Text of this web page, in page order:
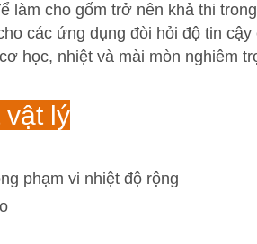
làm cho gốm trở nên khả thi
các ứng dụng đòi hỏi độ tin
học, nhiệt và mài mòn nghiêm
vật lý
phạm vi nhiệt độ rộng